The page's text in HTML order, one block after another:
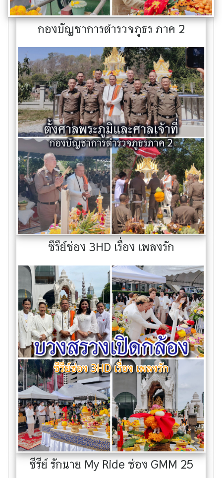
กองบัญชาการตำรวจภูธร ภาค 2
ซีรีย์ช่อง 3HD เรื่อง เพลงรัก
ซีรีย์ รักนาย My Ride ช่อง GMM 25